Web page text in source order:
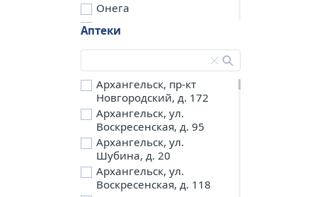
Онега
Северодвинск
д. Бережная
д. Петариха
д. Согра
п. Березник
п. Боброво
п. Вычегодский
п. Двинской,
Аптеки
Архангельск, пр-кт
Новгородский, д. 172
Архангельск, ул.
Воскресенская, д. 95
Архангельск, ул.
Шубина, д. 20
Архангельск, ул.
Воскресенская, д. 118